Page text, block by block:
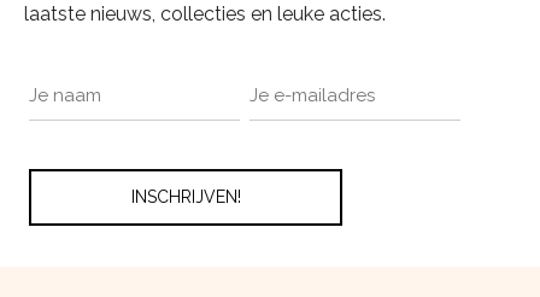
laatste nieuws, collecties en leuke acties.